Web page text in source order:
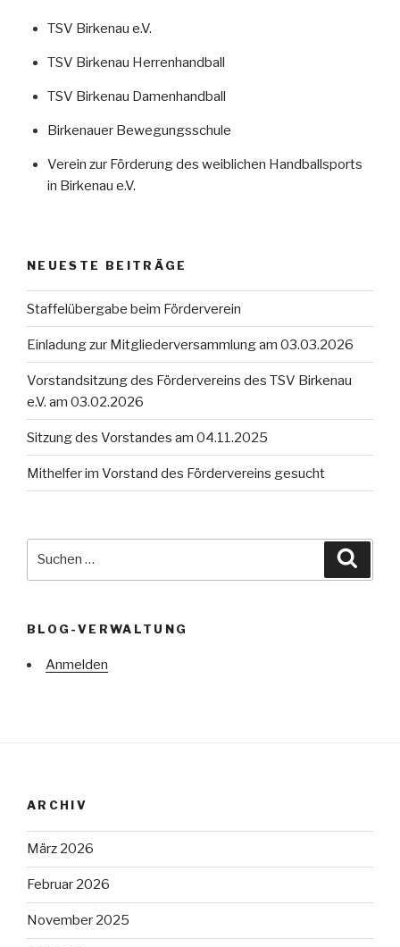
TSV Birkenau e.V.
TSV Birkenau Herrenhandball
TSV Birkenau Damenhandball
Birkenauer Bewegungsschule
Verein zur Förderung des weiblichen Handballsports
in Birkenau e.V.
NEUESTE BEITRÄGE
Staffelübergabe beim Förderverein
Einladung zur Mitgliederversammlung am 03.03.2026
Vorstandsitzung des Fördervereins des TSV Birkenau
e.V. am 03.02.2026
Sitzung des Vorstandes am 04.11.2025
Mithelfer im Vorstand des Fördervereins gesucht
BLOG-VERWALTUNG
Anmelden
ARCHIV
März 2026
Februar 2026
November 2025